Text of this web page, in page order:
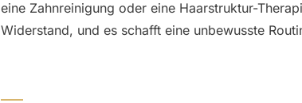
eine Zahnreinigung oder eine Haarstruktur-
Widerstand, und es schafft eine unbewusste